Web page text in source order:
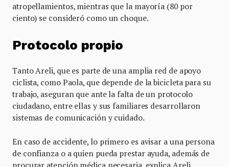
atropellamientos, mientras que la mayoría (80 por
ciento) se consideró como un choque.
Protocolo propio
Tanto Areli, que es parte de una amplia red de apoyo
ciclista, como Paola, que depende de la bicicleta para su
trabajo, aseguran que ante la falta de un protocolo
ciudadano, entre ellas y sus familiares desarrollaron
sistemas de comunicación y cuidado.
En caso de accidente, lo primero es avisar a una persona
de confianza o a quien pueda prestar ayuda, además de